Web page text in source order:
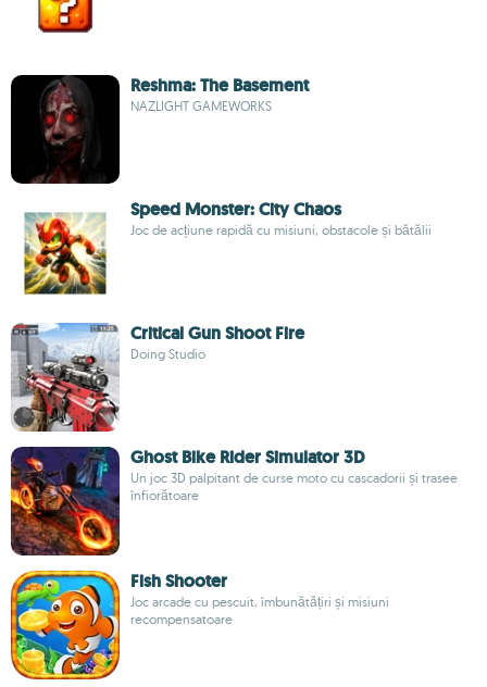
Reshma: The Basement
NAZLIGHT GAMEWORKS
Speed Monster: City Chaos
Joc de acțiune rapidă cu misiuni, obstacole și bătălii
Critical Gun Shoot Fire
Doing Studio
Ghost Bike Rider Simulator 3D
Un joc 3D palpitant de curse moto cu cascadorii și trasee
înfiorătoare
Fish Shooter
Joc arcade cu pescuit, îmbunătățiri și misiuni
recompensatoare